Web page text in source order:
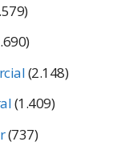
(2.148)
(1.409)
(737)